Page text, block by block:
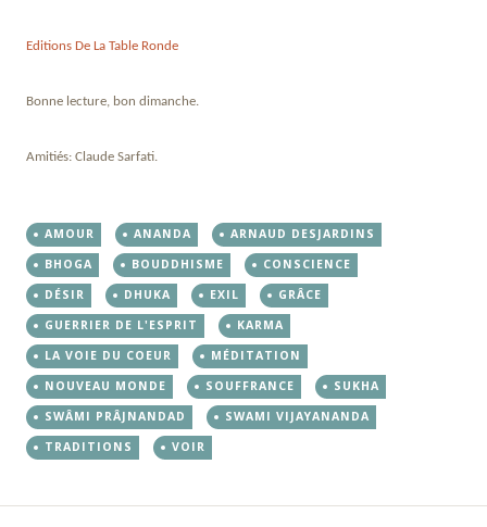
Editions De La Table Ronde
Bonne lecture, bon dimanche.
Amitiés: Claude Sarfati.
AMOUR ANANDA
ARNAUD DESJARDINS
BHOGA
BOUDDHISME
CONSCIENCE
DÉSIR
DHUKA EXIL
GRÂCE
GUERRIER DE L'ESPRIT
KARMA
LA VOIE DU COEUR
MÉDITATION
NOUVEAU MONDE
SOUFFRANCE
SUKHA
SWÂMI PRÂJNANDAD
SWAMI VIJAYANANDA
TRADITIONS
VOIR